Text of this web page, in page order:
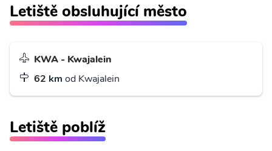
Letiště obsluhující město
KWA - Kwajalein
62 km od Kwajalein
Letiště poblíž